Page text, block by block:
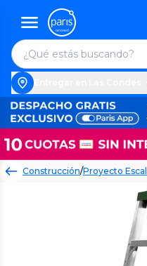
Construcción/Proyecto